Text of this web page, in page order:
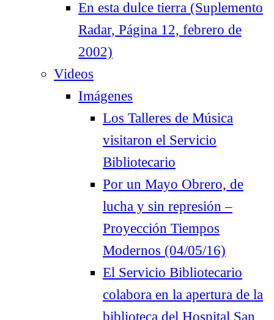
En esta dulce tierra (Suplemento
Radar, Página 12, febrero de
2002)
Videos
Imágenes
Los Talleres de Música
visitaron el Servicio
Bibliotecario
Por un Mayo Obrero, de
lucha y sin represión –
Proyección Tiempos
Modernos (04/05/16)
El Servicio Bibliotecario
colabora en la apertura de la
biblioteca del Hospital San